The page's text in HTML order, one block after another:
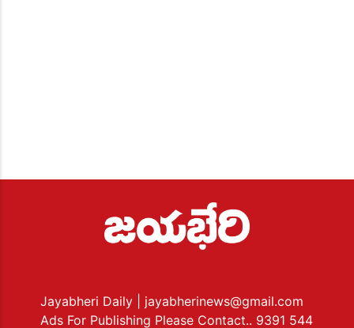
Jayabheri Daily
| jayabherinews@gmail.com
Ads For Publishing Please Contact.. 9391 544